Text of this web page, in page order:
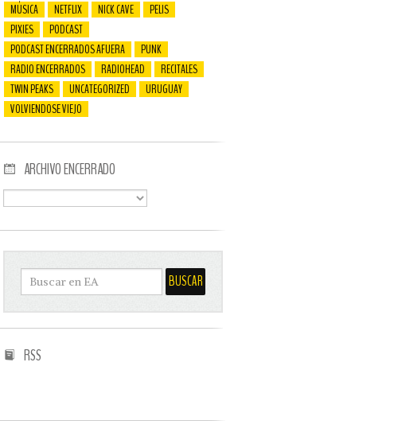
MÚSICA
NETFLIX NICK CAVE
PELIS
PIXIES
PODCAST
PODCAST ENCERRADOS AFUERA
PUNK
RADIO ENCERRADOS
RADIOHEAD
RECITALES
TWIN PEAKS
UNCATEGORIZED
URUGUAY
VOLVIENDOSE VIEJO
ARCHIVO ENCERRADO
RSS